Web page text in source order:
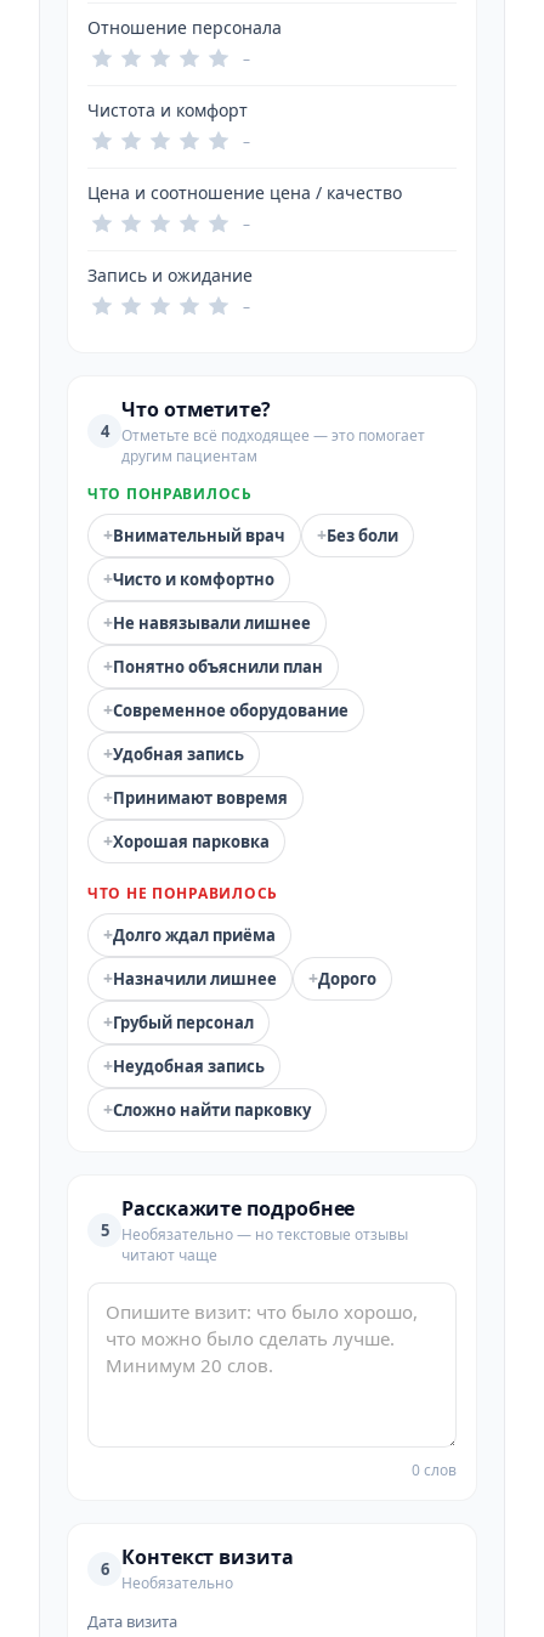
Отношение персонала
–
Чистота и комфорт
–
Цена и соотношение цена / качество
–
Запись и ожидание
–
4
Что отметите?
Отметьте всё подходящее — это помогает
другим пациентам
ЧТО ПОНРАВИЛОСЬ
+Внимательный врач +Без боли
+Чисто и комфортно
+Не навязывали лишнее
+Понятно объяснили план
+Современное оборудование
+Удобная запись
+Принимают вовремя
+Хорошая парковка
ЧТО НЕ ПОНРАВИЛОСЬ
+Долго ждал приёма
+Назначили лишнее +Дорого
+Грубый персонал
+Неудобная запись
+Сложно найти парковку
5
Расскажите подробнее
Необязательно — но текстовые отзывы
читают чаще
0 слов
6 Контекст визита
Необязательно
Дата визита